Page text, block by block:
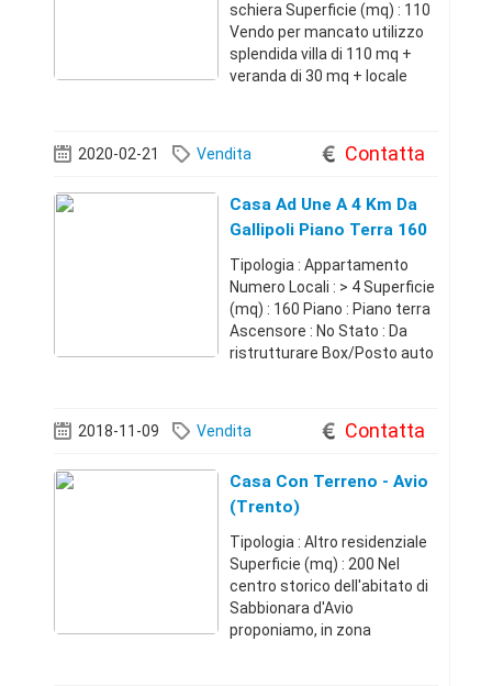
schiera Superficie (mq) : 110
Vendo per mancato utilizzo
splendida villa di 110 mq +
veranda di 30 mq + locale
pero, fico, mandorlo, ed altri
frutti in fantast
2020-02-21 Vendita Contatta
Casa Ad Une A 4 Km Da
Gallipoli Piano Terra 160
Mq
Tipologia : Appartamento
Numero Locali : > 4 Superficie
(mq) : 160 Piano : Piano terra
Ascensore : No Stato : Da
ristrutturare Box/Posto auto
principale, con doppio
ingresso e volte a stella.
2018-11-09 Vendita Contatta
Casa Con Terreno - Avio
(Trento)
Tipologia : Altro residenziale
Superficie (mq) : 200 Nel
centro storico dell'abitato di
Sabbionara d'Avio
proponiamo, in zona